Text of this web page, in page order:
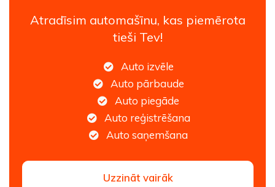
Atradīsim automašīnu, kas piemērota
tieši Tev!
Auto izvēle
Auto pārbaude
Auto piegāde
Auto reģistrēšana
Auto saņemšana
Uzzināt vairāk